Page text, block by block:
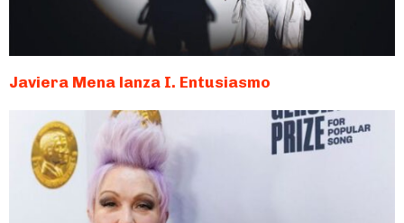
Javiera Mena lanza I. Entusiasmo